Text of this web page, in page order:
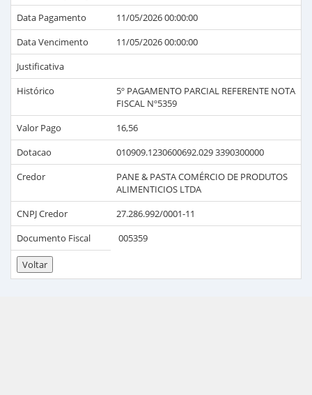
Data Pagamento
11/05/2026 00:00:00
Data Vencimento
11/05/2026 00:00:00
Justificativa
Histórico
5º PAGAMENTO PARCIAL REFERENTE NOTA
FISCAL Nº5359
Valor Pago
16,56
Dotacao
010909.1230600692.029 3390300000
Credor
PANE & PASTA COMÉRCIO DE PRODUTOS
ALIMENTICIOS LTDA
CNPJ Credor
27.286.992/0001-11
Documento Fiscal
005359